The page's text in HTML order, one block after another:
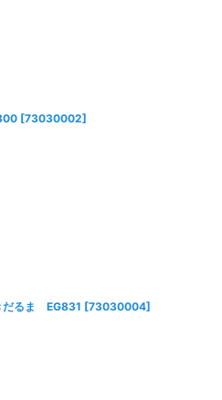
[73030002]
だるま EG831 [73030004]